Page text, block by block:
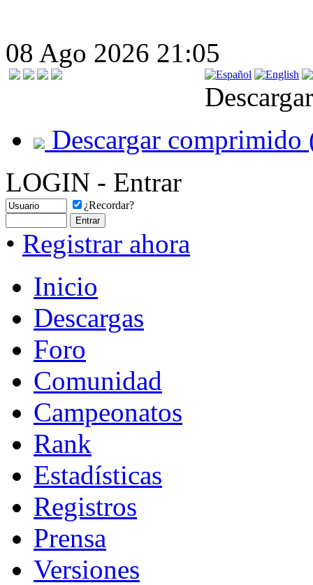
08 Ago 2026 21:05
Descargar comprimido
LOGIN - Entrar
¿Recordar?
• Registrar ahora
Inicio
Descargas
Foro
Comunidad
Campeonatos
Rank
Estadísticas
Registros
Prensa
Versiones